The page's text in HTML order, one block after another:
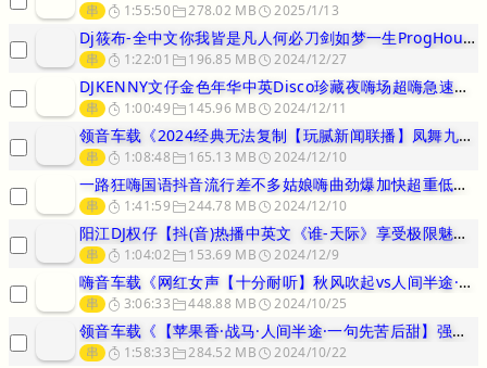
串 1:55:50 278.02 MB 2025/1/13
Dj筱布-全中文你我皆是凡人何必刀剑如梦一生ProgHouse无心
串 1:22:01 196.85 MB 2024/12/27
DJKENNY文仔金色年华中英Disco珍藏夜嗨场超嗨急速的士高
串 1:00:49 145.96 MB 2024/12/11
领音车载《2024经典无法复制【玩腻新闻联播】凤舞九天嗨曲的士高》
串 1:08:48 165.13 MB 2024/12/10
一路狂嗨国语抖音流行差不多姑娘嗨曲劲爆加快超重低音车载CD1104
串 1:41:59 244.78 MB 2024/12/10
阳江DJ权仔【抖(音)热播中英文《谁-天际》享受极限魅力车载音乐大
串 1:04:02 153.69 MB 2024/12/9
嗨音车载《网红女声【十分耐听】秋风吹起vs人间半途·见一面少一面好
串 3:06:33 448.88 MB 2024/10/25
领音车载《【苹果香·战马·人间半途·一句先苦后甜】强哥定制颍上富摊
串 1:58:33 284.52 MB 2024/10/22